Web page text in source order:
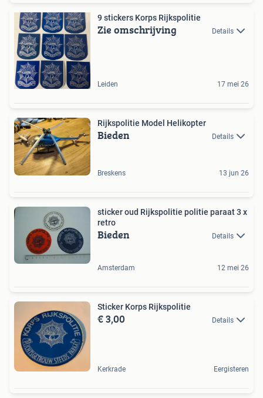
9 stickers Korps Rijkspolitie
Zie omschrijving Details
Leiden 17 mei 26
Rijkspolitie Model Helikopter
Bieden Details
Breskens 13 jun 26
sticker oud Rijkspolitie politie paraat 3 x
retro
Bieden Details
Amsterdam 12 mei 26
Sticker Korps Rijkspolitie
€ 3,00 Details
Kerkrade Eergisteren